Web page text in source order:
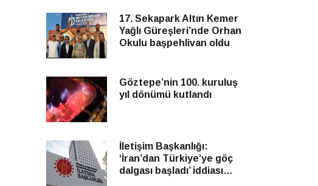
17. Sekapark Altın Kemer
Yağlı Güreşleri’nde Orhan
Okulu başpehlivan oldu
Göztepe’nin 100. kuruluş
yıl dönümü kutlandı
İletişim Başkanlığı:
‘İran’dan Türkiye’ye göç
dalgası başladı’ iddiası